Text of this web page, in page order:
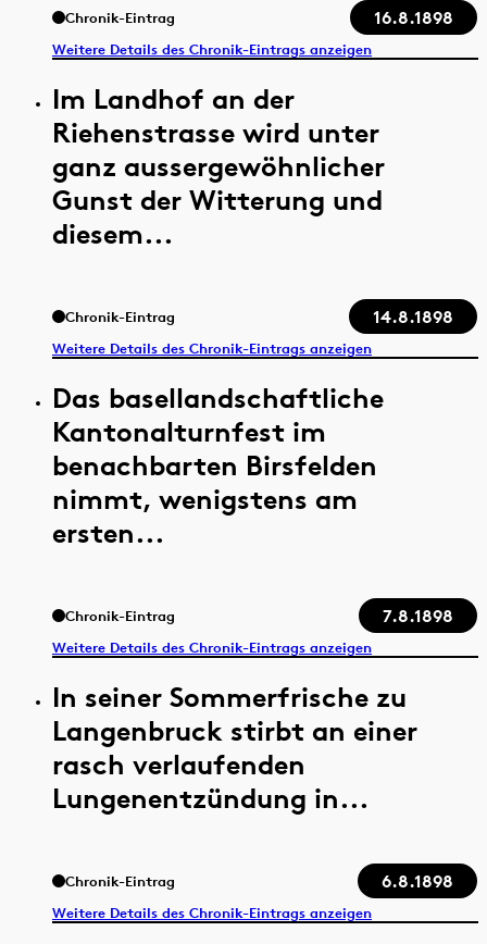
Chronik-Eintrag 16.8.1898
Weitere Details des Chronik-Eintrags anzeigen
Im Landhof an der
Riehenstrasse wird unter
ganz aussergewöhnlicher
Gunst der Witterung und
diesem...
Chronik-Eintrag 14.8.1898
Weitere Details des Chronik-Eintrags anzeigen
Das basellandschaftliche
Kantonalturnfest im
benachbarten Birsfelden
nimmt, wenigstens am
ersten...
Chronik-Eintrag 7.8.1898
Weitere Details des Chronik-Eintrags anzeigen
In seiner Sommerfrische zu
Langenbruck stirbt an einer
rasch verlaufenden
Lungenentzündung in...
Chronik-Eintrag 6.8.1898
Weitere Details des Chronik-Eintrags anzeigen